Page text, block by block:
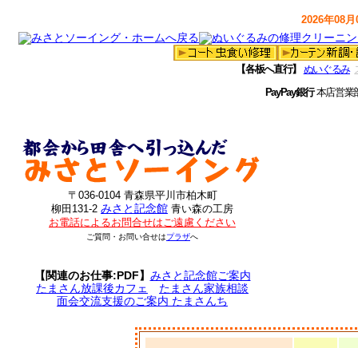
2026年08
【各板へ直行】 ぬいぐるみ
PayPay銀行本店営
〒036-0104 青森県平川市柏木町
柳田131-2 みさと記念館 青い森の工房
お電話によるお問合せはご遠慮ください
ご質問・お問い合せはプラザへ
【関連のお仕事:PDF】 みさと記念館ご案内
たまさん放課後カフェ
たまさん家族相談
面会交流支援のご案内 たまさんち